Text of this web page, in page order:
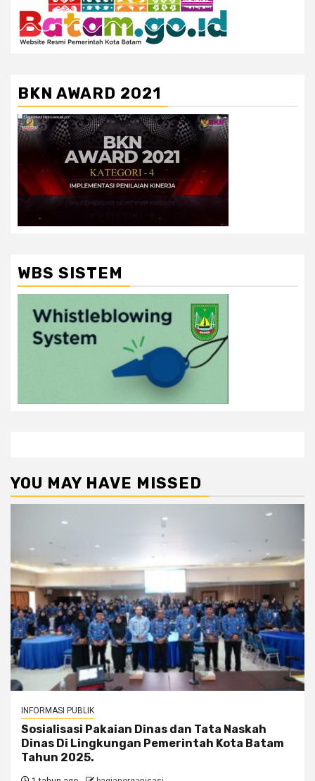
BKN AWARD 2021
WBS SISTEM
YOU MAY HAVE MISSED
INFORMASI PUBLIK
Sosialisasi Pakaian Dinas dan Tata Naskah
Dinas Di Lingkungan Pemerintah Kota Batam
Tahun 2025.